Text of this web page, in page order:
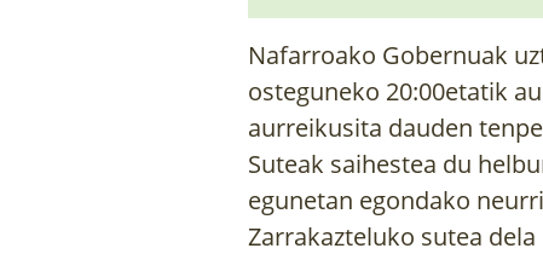
Nafarroako Gobernuak
osteguneko 20:00etatik
aurreikusita dauden
Suteak saihestea du
egunetan egondako
Zarrakazteluko sutea